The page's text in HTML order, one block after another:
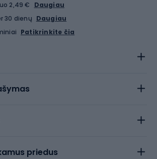
2,49 €
Daugiau
30 dienų Daugiau
Patikrinkite čia
priedus